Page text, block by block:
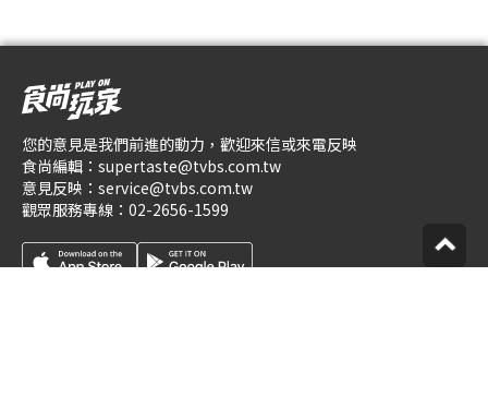
您的意見是我們前進的動力，歡迎來信或來電反映
食尚編輯： supertaste@tvbs.com.tw
意見反映： service@tvbs.com.tw
觀眾服務專線： 02-2656-1599